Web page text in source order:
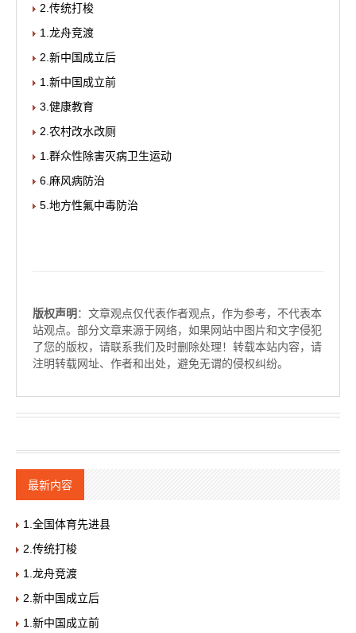
2.传统打梭
1.龙舟竞渡
2.新中国成立后
1.新中国成立前
3.健康教育
2.农村改水改厕
1.群众性除害灭病卫生运动
6.麻风病防治
5.地方性氟中毒防治
版权声明 ：文章观点仅代表作者观点，作为参考，不代表本
站观点。部分文章来源于网络，如果网站中图片和文字侵犯
了您的版权，请联系我们及时删除处理！转载本站内容，请
注明转载网址、作者和出处，避免无谓的侵权纠纷。
最新内容
1.全国体育先进县
2.传统打梭
1.龙舟竞渡
2.新中国成立后
1.新中国成立前